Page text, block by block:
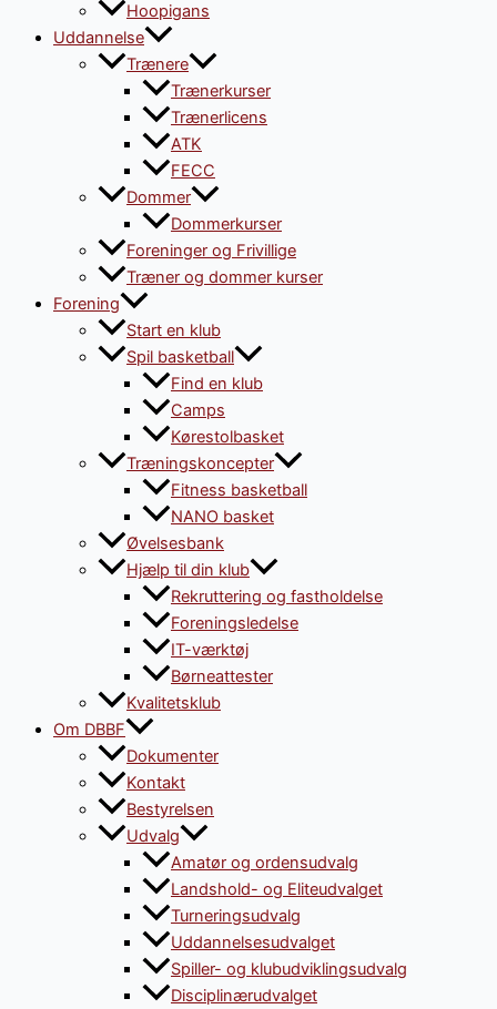
Hoopigans
Uddannelse
Trænere
Trænerkurser
Trænerlicens
ATK
FECC
Dommer
Dommerkurser
Foreninger og Frivillige
Træner og dommer kurser
Forening
Start en klub
Spil basketball
Find en klub
Camps
Kørestolbasket
Træningskoncepter
Fitness basketball
NANO basket
Øvelsesbank
Hjælp til din klub
Rekruttering og fastholdelse
Foreningsledelse
IT-værktøj
Børneattester
Kvalitetsklub
Om DBBF
Dokumenter
Kontakt
Bestyrelsen
Udvalg
Amatør og ordensudvalg
Landshold- og Eliteudvalget
Turneringsudvalg
Uddannelsesudvalget
Spiller- og klubudviklingsudvalg
Disciplinærudvalget